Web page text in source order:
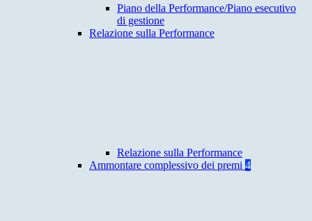
Piano della Performance/Piano esecutivo
di gestione
Relazione sulla Performance
Relazione sulla Performance
Ammontare complessivo dei premi 4